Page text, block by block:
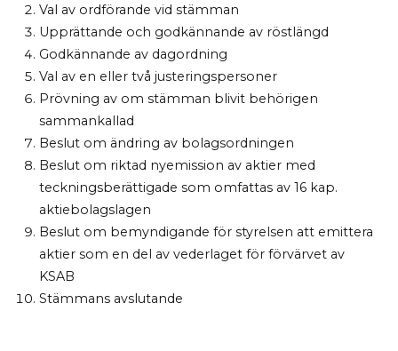
Val av ordförande vid stämman
Upprättande och godkännande av röstlängd
Godkännande av dagordning
Val av en eller två justeringspersoner
Prövning av om stämman blivit behörigen
sammankallad
Beslut om ändring av bolagsordningen
Beslut om riktad nyemission av aktier med
teckningsberättigade som omfattas av 16 kap.
aktiebolagslagen
Beslut om bemyndigande för styrelsen att emittera
aktier som en del av vederlaget för förvärvet av
KSAB
Stämmans avslutande